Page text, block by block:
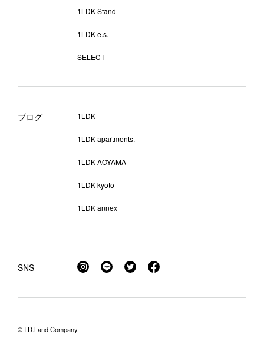
1LDK Stand
1LDK e.s.
SELECT
ブログ 1LDK
1LDK apartments.
1LDK AOYAMA
1LDK kyoto
1LDK annex
SNS
© I.D.Land Company